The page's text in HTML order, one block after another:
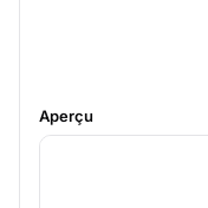
Aperçu